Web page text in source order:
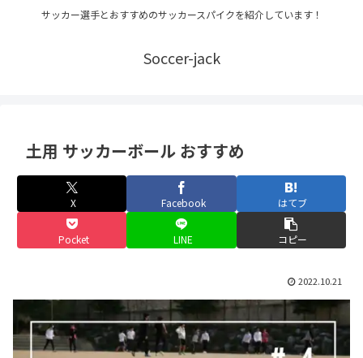
サッカー選手とおすすめのサッカースパイクを紹介しています！
Soccer-jack
土用 サッカーボール おすすめ
X Facebook はてブ
Pocket LINE コピー
2022.10.21